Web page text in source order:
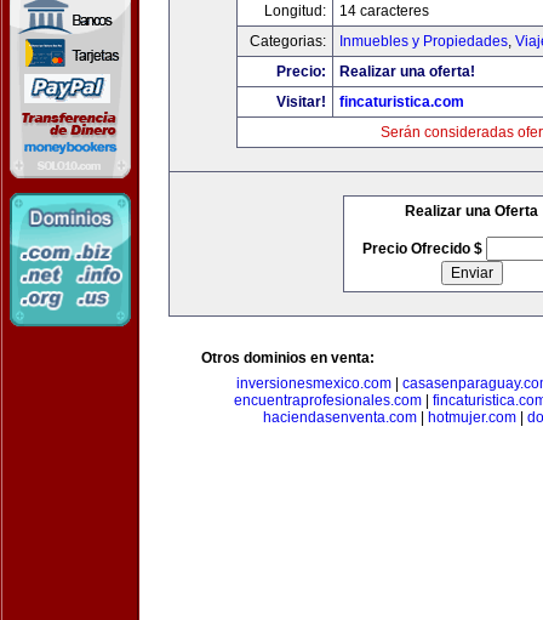
Longitud:
14 caracteres
Categorias:
Inmuebles y Propiedades,
Precio:
Realizar una oferta!
Visitar!
fincaturistica.com
Serán consideradas
Realizar una Oferta
Precio Ofrecido $
Otros dominios en venta:
inversionesmexico.com
encuentraprofesionales.com
haciendasenventa.com| hotmujer.com|